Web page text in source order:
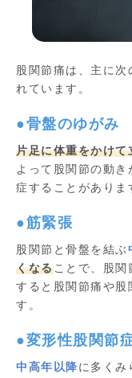
股関節痛は、主に次
れています。
●骨盤のゆがみ
片足に体重をかけて
よって股関節の動
症することがありま
●筋緊張
股関節と骨盤を結ぶ
くなることで、股関
すると股関節痛や股
す。
●変形性股関節
中高年以降に多くみ